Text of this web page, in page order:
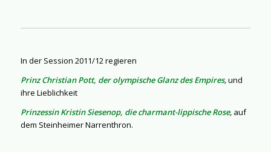
In der Session 2011/12 regieren
Prinz Christian Pott, der olympische Glanz des Empires,und
ihre Lieblichkeit
Prinzessin Kristin Siesenop, die charmant-lippische Rose,auf
dem Steinheimer Narrenthron.